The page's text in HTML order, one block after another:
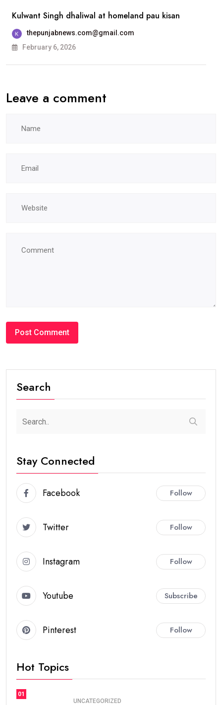
ਐਸਸੀਡੀ
ਸਰਕਾਰੀ
ਕਾਲਜ, ਲੁਧਿਆਣਾ
Kulwant Singh dhaliwal at homeland pau kisan
thepunjabnews.com@gmail.com
February 6, 2026
Leave a comment
Search
Stay Connected
Facebook Follow
Twitter Follow
Instagram Follow
Youtube Subscribe
Pinterest Follow
Hot Topics
01
UNCATEGORIZED